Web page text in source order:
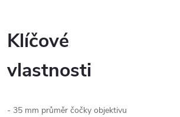
Klíčové
vlastnosti
- 35 mm průměr čočky objektivu